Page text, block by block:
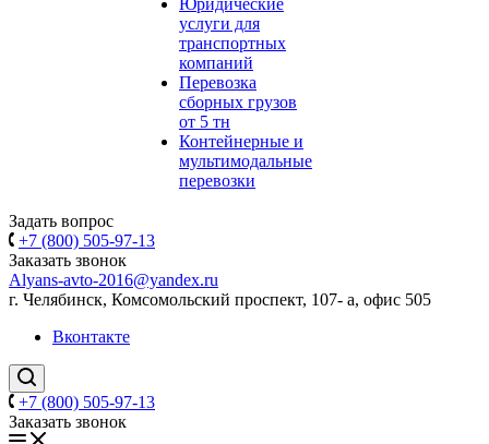
Юридические
услуги для
транспортных
компаний
Перевозка
сборных грузов
от 5 тн
Контейнерные и
мультимодальные
перевозки
Задать вопрос
+7 (800) 505-97-13
Заказать звонок
Alyans-avto-2016@yandex.ru
г. Челябинск, Комсомольский проспект, 107- а, офис 505
Вконтакте
+7 (800) 505-97-13
Заказать звонок